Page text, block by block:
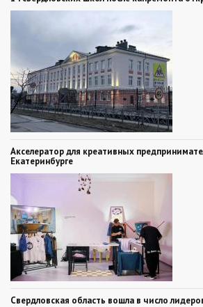
Акселератор для креативных
Екатеринбурге
Свердловская область вошла в число